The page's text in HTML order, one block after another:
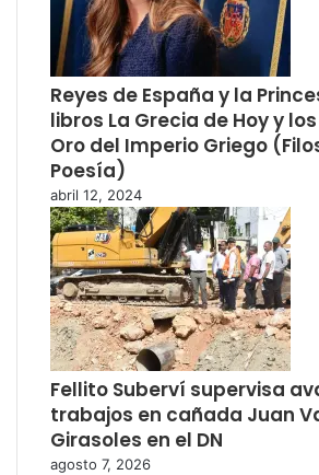
Reyes de España y la
libros La Grecia de Hoy y
Oro del Imperio Griego
Poesía)
abril 12, 2024
Fellito Suberví supervisa
trabajos en cañada Juan
Girasoles en el DN
agosto 7, 2026